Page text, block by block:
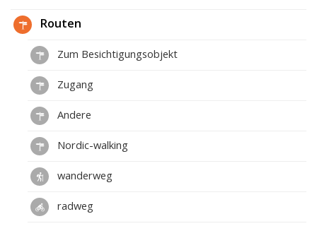
Routen
Zum Besichtigungsobjekt
Zugang
Andere
Nordic-walking
wanderweg
radweg